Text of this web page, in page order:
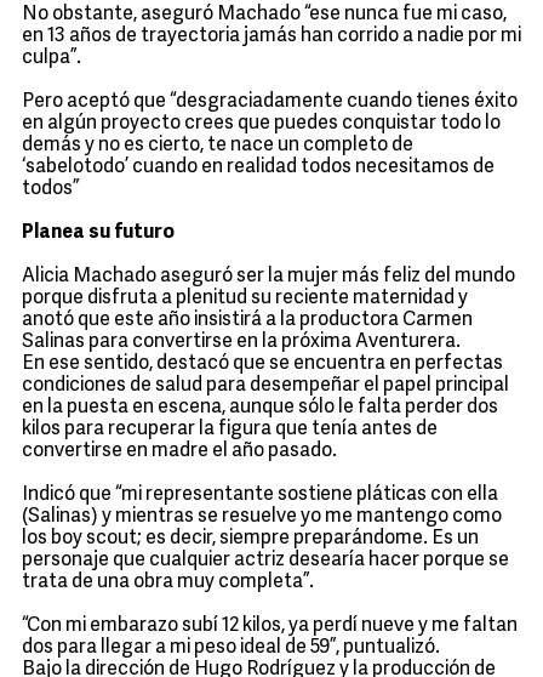
No obstante, aseguró Machado “ese nunca fue mi caso,
en 13 años de trayectoria jamás han corrido a nadie por mi
culpa”.
Pero aceptó que “desgraciadamente cuando tienes éxito
en algún proyecto crees que puedes conquistar todo lo
demás y no es cierto, te nace un completo de
‘sabelotodo’ cuando en realidad todos necesitamos de
todos”
Planea su futuro
Alicia Machado aseguró ser la mujer más feliz del mundo
porque disfruta a plenitud su reciente maternidad y
anotó que este año insistirá a la productora Carmen
Salinas para convertirse en la próxima Aventurera.
En ese sentido, destacó que se encuentra en perfectas
condiciones de salud para desempeñar el papel principal
en la puesta en escena, aunque sólo le falta perder dos
kilos para recuperar la figura que tenía antes de
convertirse en madre el año pasado.
Indicó que “mi representante sostiene pláticas con ella
(Salinas) y mientras se resuelve yo me mantengo como
los boy scout; es decir, siempre preparándome. Es un
personaje que cualquier actriz desearía hacer porque se
trata de una obra muy completa”.
“Con mi embarazo subí 12 kilos, ya perdí nueve y me faltan
dos para llegar a mi peso ideal de 59”, puntualizó.
Bajo la dirección de Hugo Rodríguez y la producción de